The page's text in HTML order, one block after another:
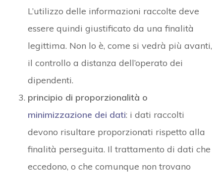
L’utilizzo delle informazioni raccolte deve
essere quindi giustificato da una finalità
legittima. Non lo è, come si vedrà più avanti,
il controllo a distanza dell’operato dei
dipendenti.
principio di proporzionalità o
minimizzazione dei dati: i dati raccolti
devono risultare proporzionati rispetto alla
finalità perseguita. Il trattamento di dati che
eccedono, o che comunque non trovano